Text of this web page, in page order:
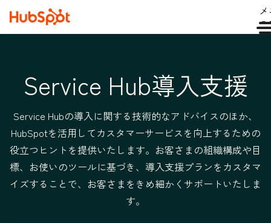
Service Hub導入支援
Service Hubの導入に関する技術的なアドバイスのほか、
HubSpotを活用してカスタマーサービスを向上するための
役立つヒントを提供いたします。お客さまの組織構成や目
標、お使いのツールに基づき、導入支援プランをカスタマ
イズすることで、お客さまをきめ細かくサポートいたしま
す。